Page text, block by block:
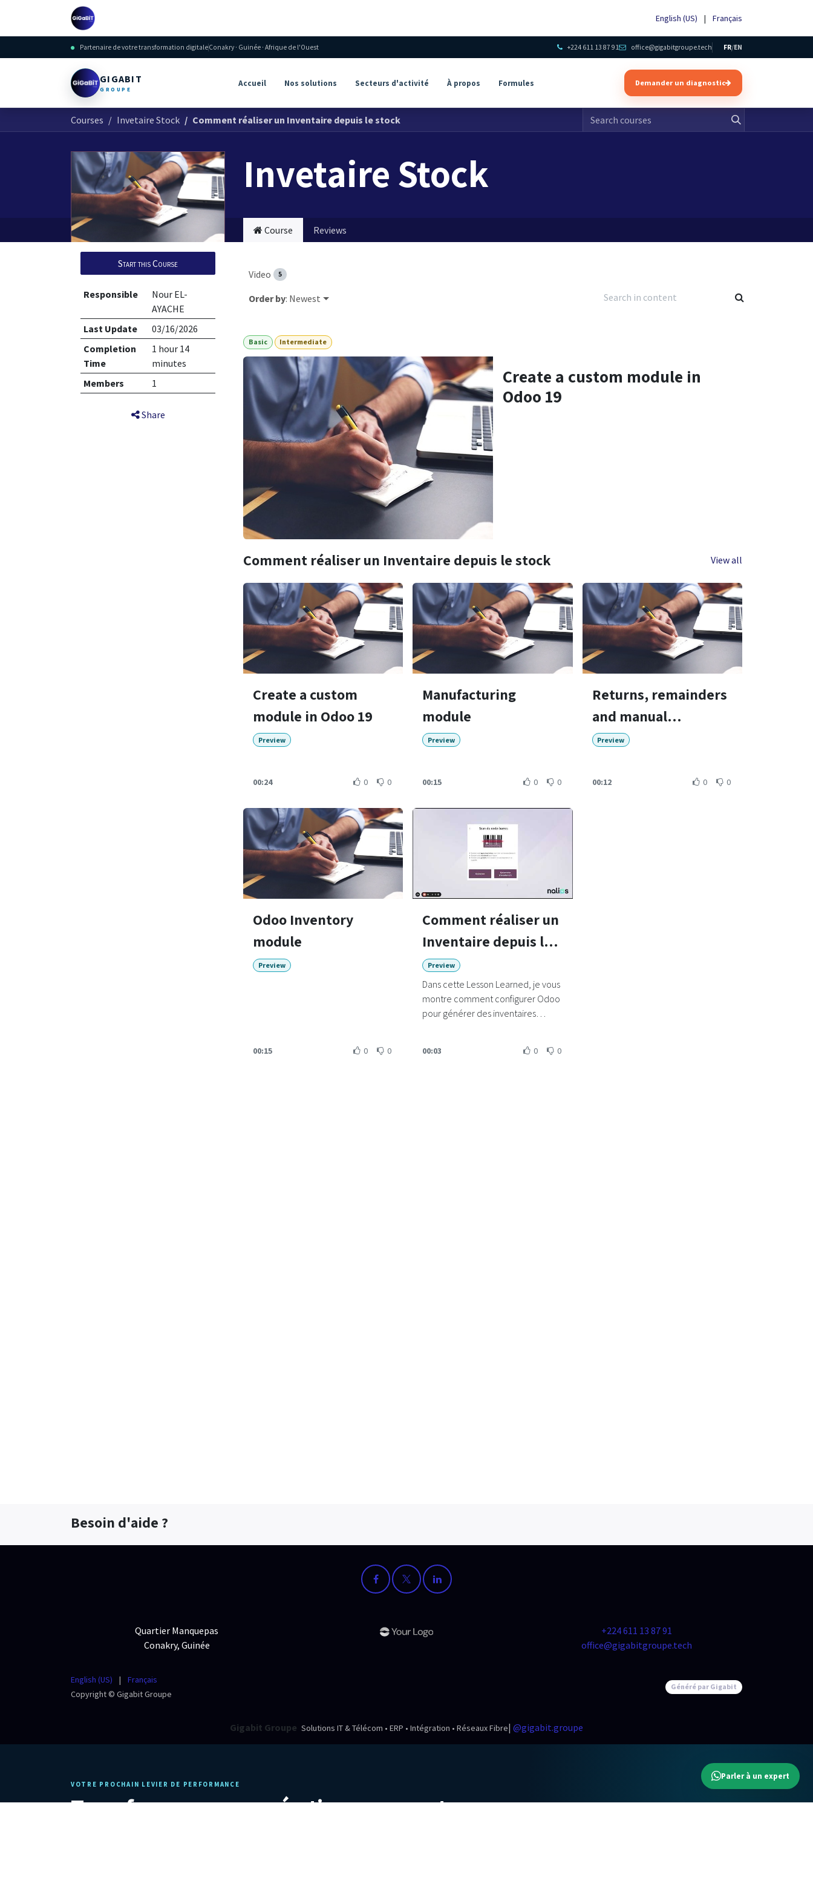
English (US) | Français
Partenaire de votre transformation digitaleConakry · Guinée · Afrique de l'Ouest +224 611 13 87 91 office@gigabitgroupe.tech FR/EN
GIGABIT
GROUPE
Accueil Nos solutions Secteurs d'activité À propos Formules Demander un diagnostic
Courses Invetaire Stock Comment réaliser un Inventaire depuis le stock
Invetaire Stock
Start this Course
Responsible
Nour EL-
AYACHE
Last Update
03/16/2026
Completion
Time
1 hour 14
minutes
Members
1
Share
Course Reviews
Video 5
Order by: Newest
Basic Intermediate
Create a custom module in
Odoo 19
Comment réaliser un Inventaire depuis le stock View all
Create a custom
module in Odoo 19
Preview
00:24 0 0
Manufacturing
module
Preview
00:15 0 0
Returns, remainders
and manual
adjustments
Preview
00:12 0 0
Odoo Inventory
module
Preview
00:15 0 0
Comment réaliser un
Inventaire depuis le
stock
Preview
Dans cette Lesson Learned, je vous
montre comment configurer Odoo
pour générer des inventaires
00:03 0 0
Besoin d'aide ?
Quartier Manquepas
Conakry, Guinée
+224 611 13 87 91
office@gigabitgroupe.tech
Copyright © Gigabit Groupe
English (US) | Français
Généré par Gigabit
Gigabit Groupe Solutions IT & Télécom • ERP • Intégration • Réseaux Fibre| @gigabit.groupe
VOTRE PROCHAIN LEVIER DE PERFORMANCE
Transformons vos opérations en avantage
Parler à un expert